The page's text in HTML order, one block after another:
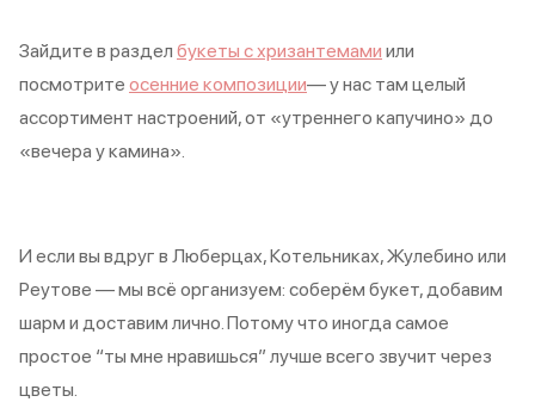
Зайдите в раздел букеты с хризантемами или
посмотрите осенние композиции— у нас там целый
ассортимент настроений, от «утреннего капучино» до
«вечера у камина».
И если вы вдруг в Люберцах, Котельниках, Жулебино или
Реутове — мы всё организуем: соберём букет, добавим
шарм и доставим лично. Потому что иногда самое
простое “ты мне нравишься” лучше всего звучит через
цветы.